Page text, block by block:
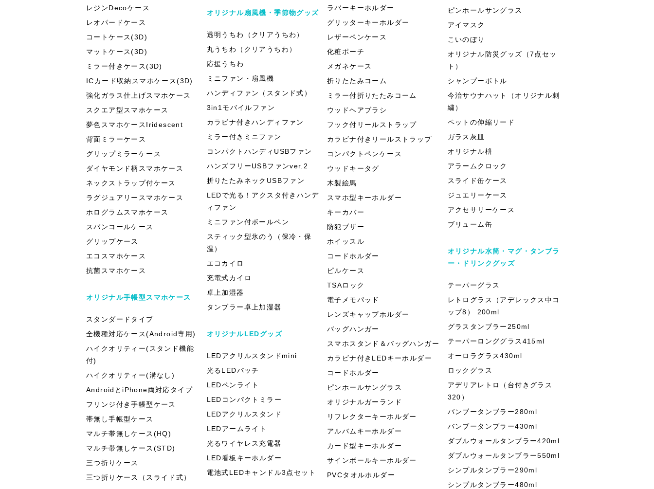
レジンDecoケース
レオパードケース
コートケース(3D)
マットケース(3D)
ミラー付きケース(3D)
ICカード収納スマホケース(3D)
強化ガラス仕上げスマホケース
スクエア型スマホケース
夢色スマホケースIridescent
背面ミラーケース
グリップミラーケース
ダイヤモンド柄スマホケース
ネックストラップ付ケース
ラグジュアリースマホケース
ホログラムスマホケース
スパンコールケース
グリップケース
エコスマホケース
抗菌スマホケース
オリジナル手帳型スマホケース
スタンダードタイプ
全機種対応ケース(Android専用)
ハイクオリティー(スタンド機能
付)
ハイクオリティー(溝なし)
AndroidとiPhone両対応タイプ
フリンジ付き手帳型ケース
帯無し手帳型ケース
マルチ帯無しケース(HQ)
マルチ帯無しケース(STD)
三つ折りケース
三つ折りケース（スライド式）
オリジナル扇風機・季節物グッズ
透明うちわ（クリアうちわ）
丸うちわ（クリアうちわ）
応援うちわ
ミニファン・扇風機
ハンディファン（スタンド式）
3in1モバイルファン
カラビナ付きハンディファン
ミラー付きミニファン
コンパクトハンディUSBファン
ハンズフリーUSBファンver.2
折りたたみネックUSBファン
LEDで光る！アクスタ付きハンデ
ィファン
ミニファン付ボールペン
スティック型氷のう（保冷・保
温）
エコカイロ
充電式カイロ
卓上加湿器
タンブラー卓上加湿器
オリジナルLEDグッズ
LEDアクリルスタンドmini
光るLEDバッチ
LEDペンライト
LEDコンパクトミラー
LEDアクリルスタンド
LEDアームライト
光るワイヤレス充電器
LED看板キーホルダー
電池式LEDキャンドル3点セット
ラバーキーホルダー
グリッターキーホルダー
レザーペンケース
化粧ポーチ
メガネケース
折りたたみコーム
ミラー付折りたたみコーム
ウッドヘアブラシ
フック付リールストラップ
カラビナ付きリールストラップ
コンパクトペンケース
ウッドキータグ
木製絵馬
スマホ型キーホルダー
キーカバー
防犯ブザー
ホイッスル
コードホルダー
ピルケース
TSAロック
電子メモパッド
レンズキャップホルダー
バッグハンガー
スマホスタンド＆バッグハンガー
カラビナ付きLEDキーホルダー
コードホルダー
ピンホールサングラス
オリジナルガーランド
リフレクターキーホルダー
アルバムキーホルダー
カード型キーホルダー
サインボールキーホルダー
PVCタオルホルダー
ピンホールサングラス
アイマスク
こいのぼり
オリジナル防災グッズ（7点セッ
ト）
シャンプーボトル
今治サウナハット（オリジナル刺
繍）
ペットの伸縮リード
ガラス灰皿
オリジナル枡
アラームクロック
スライド缶ケース
ジュエリーケース
アクセサリーケース
ブリューム缶
オリジナル水筒・マグ・タンブラ
ー・ドリンクグッズ
テーパーグラス
レトログラス（アデレックス中コ
ップ8） 200ml
グラスタンブラー250ml
テーパーロンググラス415ml
オーロラグラス430ml
ロックグラス
アデリアレトロ（台付きグラス
320）
バンブータンブラー280ml
バンブータンブラー430ml
ダブルウォールタンブラー420ml
ダブルウォールタンブラー550ml
シンプルタンブラー290ml
シンプルタンブラー480ml